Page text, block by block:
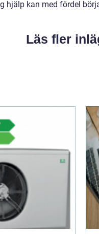
hjälp kan med fördel
Läs fler